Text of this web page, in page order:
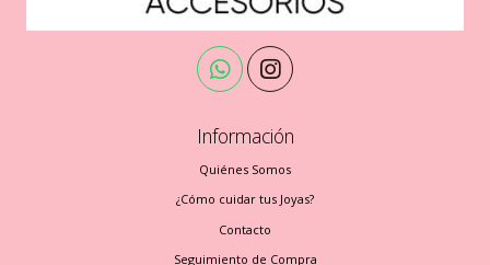
Información
Quiénes Somos
¿Cómo cuidar tus Joyas?
Contacto
Seguimiento de Compra